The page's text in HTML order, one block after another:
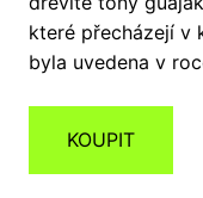
které přecházejí v
byla uvedena v
KOUPIT